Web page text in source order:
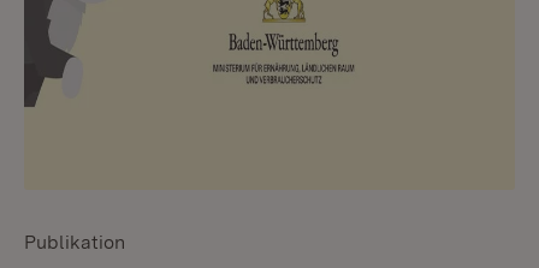
Publikation